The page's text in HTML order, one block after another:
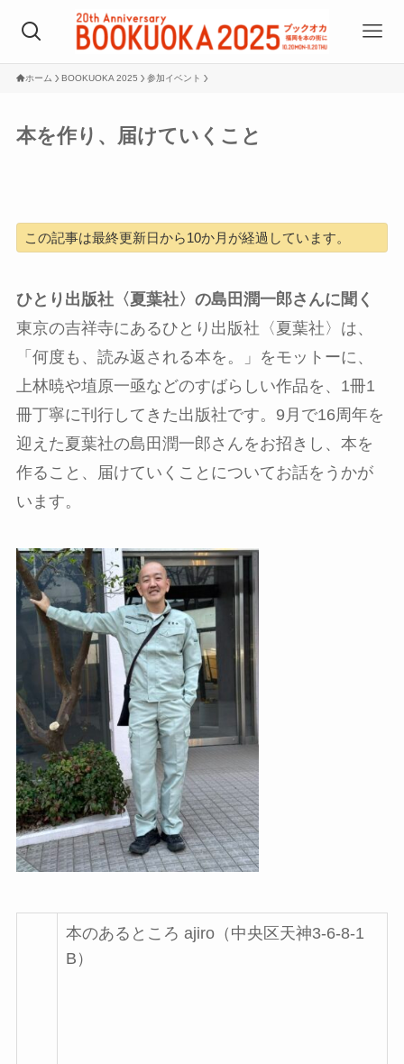
ホーム BOOKUOKA 2025 参加イベント
本を作り、届けていくこと
この記事は最終更新日から10か月が経過しています。
ひとり出版社〈夏葉社〉の島田潤一郎さんに聞く
東京の吉祥寺にあるひとり出版社〈夏葉社〉は、
「何度も、読み返される本を。」をモットーに、
上林暁や埴原一亟などのすばらしい作品を、1冊1
冊丁寧に刊行してきた出版社です。9月で16周年を
迎えた夏葉社の島田潤一郎さんをお招きし、本を
作ること、届けていくことについてお話をうかが
います。
本のあるところ ajiro（中央区天神3-6-8-1
B）